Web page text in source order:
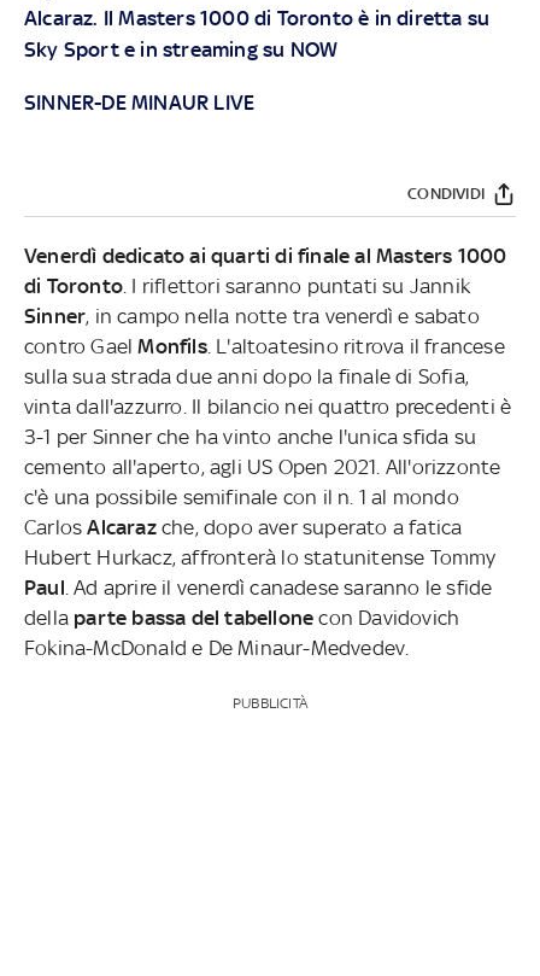
Alcaraz. Il Masters 1000 di Toronto è in diretta su
Sky Sport e in streaming su NOW
SINNER-DE MINAUR LIVE
CONDIVIDI
Venerdì dedicato ai quarti di finale al Masters 1000
di Toronto . I riflettori saranno puntati su Jannik
Sinner, in campo nella notte tra venerdì e sabato
contro GaelMonfils. L'altoatesino ritrova il francese
sulla sua strada due anni dopo la finale di Sofia,
vinta dall'azzurro. Il bilancio nei quattro precedenti è
3-1 per Sinner che ha vinto anche l'unica sfida su
cemento all'aperto, agli US Open 2021. All'orizzonte
c'è una possibile semifinale con il n. 1 al mondo
CarlosAlcarazche, dopo aver superato a fatica
Hubert Hurkacz, affronterà lo statunitense Tommy
Paul . Ad aprire il venerdì canadese saranno le sfide
della parte bassa del tabellone con Davidovich
Fokina-McDonald e De Minaur-Medvedev.
PUBBLICITÀ